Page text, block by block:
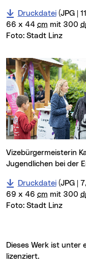
Druckdatei(JPG |
66 x 44 cm mit 300
Foto: Stadt Linz
Vizebürgermeisterin Karin Leitner im Gespräch mit
Jugendlichen bei der
Druckdatei(JPG |
69 x 46 cm mit 300
Foto: Stadt Linz
Dieses Werk ist unter
lizenziert.